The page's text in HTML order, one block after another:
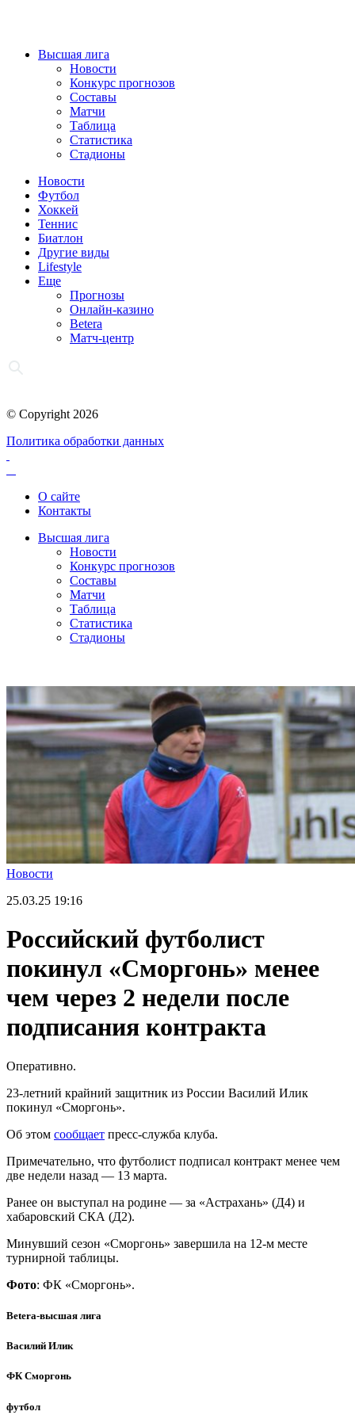
Высшая лига
Новости
Конкурс прогнозов
Составы
Матчи
Таблица
Статистика
Стадионы
Новости
Футбол
Хоккей
Теннис
Биатлон
Другие виды
Lifestyle
Еще
Прогнозы
Онлайн-казино
Betera
Матч-центр
© Copyright 2026
Политика обработки данных
О сайте
Контакты
Высшая лига
Новости
Конкурс прогнозов
Составы
Матчи
Таблица
Статистика
Стадионы
Новости
25.03.25 19:16
Российский футболист
покинул «Сморгонь» менее
чем через 2 недели после
подписания контракта
Оперативно.
23-летний крайний защитник из России Василий Илик
покинул «Сморгонь».
Об этом сообщает пресс-служба клуба.
Примечательно, что футболист подписал контракт менее чем
две недели назад — 13 марта.
Ранее он выступал на родине — за «Астрахань» (Д4) и
хабаровский СКА (Д2).
Минувший сезон «Сморгонь» завершила на 12-м месте
турнирной таблицы.
Фото: ФК «Сморгонь».
Betera-высшая лига
Василий Илик
ФК Сморгонь
футбол